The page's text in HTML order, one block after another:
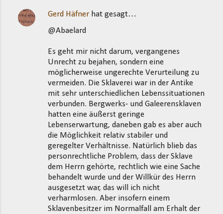
Gerd Häfner hat gesagt…
@Abaelard
Es geht mir nicht darum, vergangenes
Unrecht zu bejahen, sondern eine
möglicherweise ungerechte Verurteilung zu
vermeiden. Die Sklaverei war in der Antike
mit sehr unterschiedlichen Lebenssituationen
verbunden. Bergwerks- und Galeerensklaven
hatten eine äußerst geringe
Lebenserwartung, daneben gab es aber auch
die Möglichkeit relativ stabiler und
geregelter Verhältnisse. Natürlich blieb das
personrechtliche Problem, dass der Sklave
dem Herrn gehörte, rechtlich wie eine Sache
behandelt wurde und der Willkür des Herrn
ausgesetzt war, das will ich nicht
verharmlosen. Aber insofern einem
Sklavenbesitzer im Normalfall am Erhalt der